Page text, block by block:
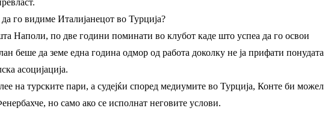
го видиме Италијанецот во Турција?
Наполи, по две години поминати во клубот каде што успеа да го освои
беше да земе една година одмор од работа доколку не ја прифати понудата
асоцијација.
на турските пари, а судејќи според медиумите во Турција, Конте би можел
но само ако се исполнат неговите услови.